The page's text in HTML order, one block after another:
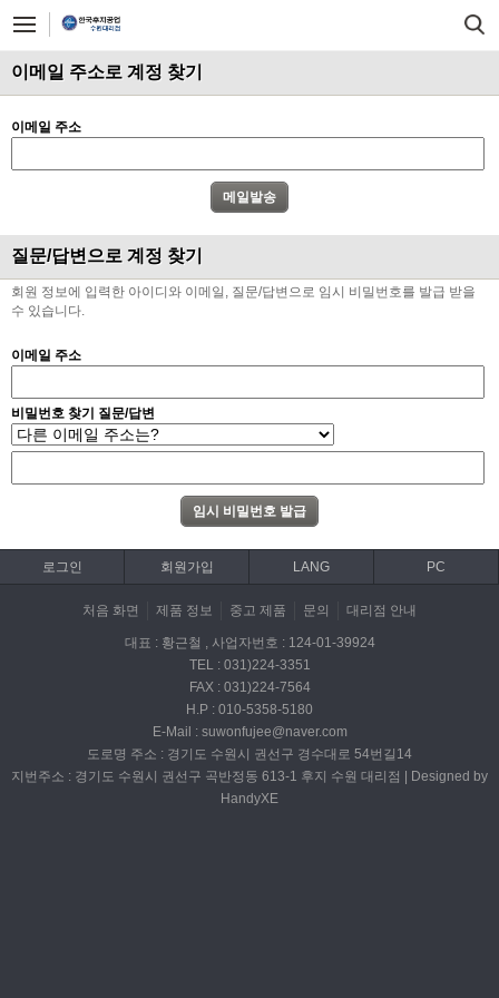
이메일 주소로 계정 찾기
이메일 주소
질문/답변으로 계정 찾기
회원 정보에 입력한 아이디와 이메일, 질문/답변으로 임시 비밀번호를 발급 받을
수 있습니다.
이메일 주소
비밀번호 찾기 질문/답변
로그인 회원가입 LANG PC
처음 화면 제품 정보 중고 제품 문의 대리점 안내
대표 : 황근철 , 사업자번호 : 124-01-39924
TEL : 031)224-3351
FAX : 031)224-7564
H.P : 010-5358-5180
E-Mail : suwonfujee@naver.com
도로명 주소 : 경기도 수원시 권선구 경수대로 54번길14
지번주소 : 경기도 수원시 권선구 곡반정동 613-1 후지 수원 대리점 | Designed by
HandyXE